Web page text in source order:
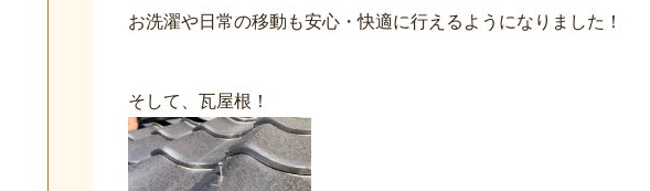
お洗濯や日常の移動も安心・快適に行えるようになりました！
そして、瓦屋根！